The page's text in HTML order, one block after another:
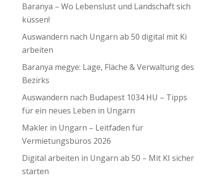
Baranya – Wo Lebenslust und Landschaft sich
küssen!
Auswandern nach Ungarn ab 50 digital mit Ki
arbeiten
Baranya megye: Lage, Fläche & Verwaltung des
Bezirks
Auswandern nach Budapest 1034 HU – Tipps
für ein neues Leben in Ungarn
Makler in Ungarn – Leitfaden für
Vermietungsbüros 2026
Digital arbeiten in Ungarn ab 50 – Mit KI sicher
starten